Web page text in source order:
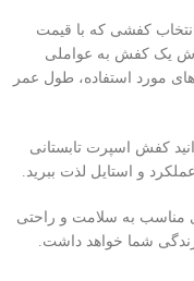
کفشی که با قیمت
یک کفش به عواملی
مورد استفاده، طول عمر
کفش اسپرت تابستانی
و استایل لذت ببرید.
مناسب به سلامت و راحتی
زندگی شما خواهد داشت.